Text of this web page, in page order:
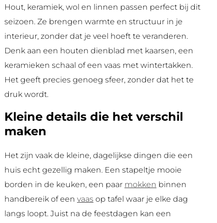
Hout, keramiek, wol en linnen passen perfect bij dit
seizoen. Ze brengen warmte en structuur in je
interieur, zonder dat je veel hoeft te veranderen.
Denk aan een houten dienblad met kaarsen, een
keramieken schaal of een vaas met wintertakken.
Het geeft precies genoeg sfeer, zonder dat het te
druk wordt.
Kleine details die het verschil
maken
Het zijn vaak de kleine, dagelijkse dingen die een
huis echt gezellig maken. Een stapeltje mooie
borden in de keuken, een paar mokken binnen
handbereik of een vaas op tafel waar je elke dag
langs loopt. Juist na de feestdagen kan een